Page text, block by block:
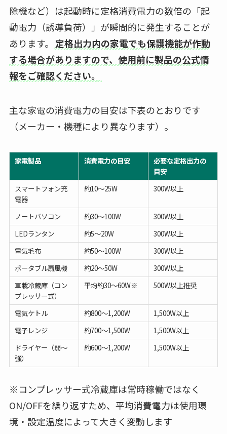
除機など）は起動時に定格消費電力の数倍の「起
動電力（誘導負荷）」が瞬間的に発生することが
あります。 定格出力内の家電でも保護機能が作動
する場合がありますので、使用前に製品の公式情
報をご確認ください。
主な家電の消費電力の目安は下表のとおりです
（メーカー・機種により異なります）。
家電製品 消費電力の目安
必要な定格出力の
目安
スマートフォン充
電器
約10〜25W 300W以上
ノートパソコン 約30〜100W
300W以上
LEDランタン
約5〜20W
300W以上
電気毛布
約50〜100W
300W以上
ポータブル扇風機
約20〜50W
300W以上
車載冷蔵庫（コン
プレッサー式）
平均約30〜60W※ 500W以上推奨
電気ケトル 約800〜1,200W
1,500W以上
電子レンジ
約700〜1,500W
1,500W以上
ドライヤー（弱〜
強）
約600〜1,200W 1,500W以上
※コンプレッサー式冷蔵庫は常時稼働ではなく
ON/OFFを繰り返すため、平均消費電力は使用環
境・設定温度によって大きく変動します